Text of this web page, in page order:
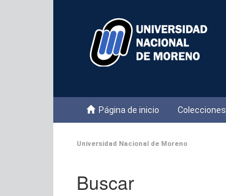
Página de inicio Colecciones
Universidad Nacional de Moreno
Buscar